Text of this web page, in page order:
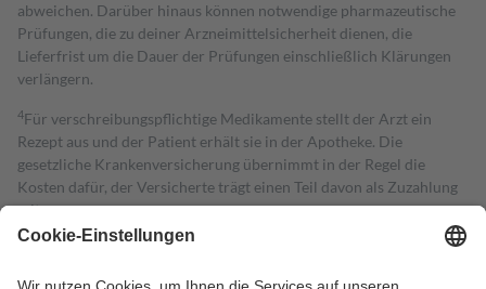
abweichen. Darüber hinaus können notwendige pharmazeutische
Prüfungen, die zu deiner Arzneimittelsicherheit dienen, die
Lieferfrist um die Dauer der Prüfungen einschließlich Klärungen
verlängern.
4Für verschreibungspflichtige Medikamente stellt der Arzt ein
Rezept aus und der Patient erhält sie in der Apotheke. Die
gesetzliche Krankenversicherung übernimmt in der Regel die
Kosten dafür, der Versicherte trägt einen Teil davon als Zuzahlung
mit.
Grundsätzlich leisten Mitglieder Zuzahlungen in Höhe von zehn
höchstens zehn Euro.
Es sind jedoch nie mehr als die tatsächlichen